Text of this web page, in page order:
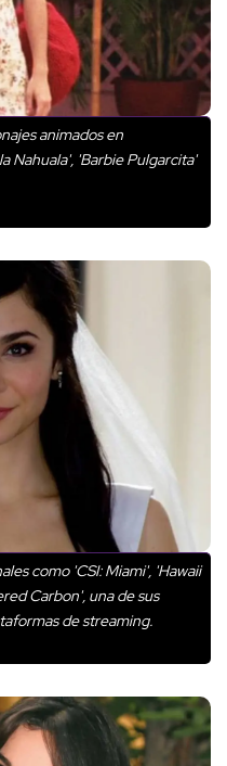
animados en
Nahuala', 'Barbie Pulgarcita'
como 'CSI: Miami', 'Hawaii
Carbon', una de sus
de streaming.